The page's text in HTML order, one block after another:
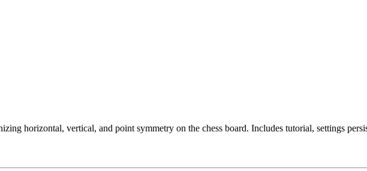
horizontal, vertical, and point symmetry on the chess board. Includes tutorial, settings